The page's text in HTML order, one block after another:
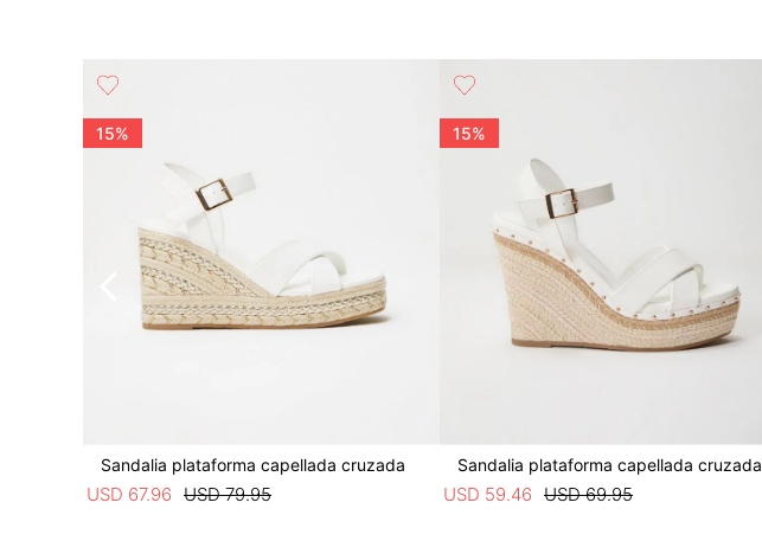
15%
Sandalia plataforma capellada cruzada
USD 79.95
USD 67.96
15%
Sandalia plataforma capellada cruzada
USD 69.95
USD 59.46